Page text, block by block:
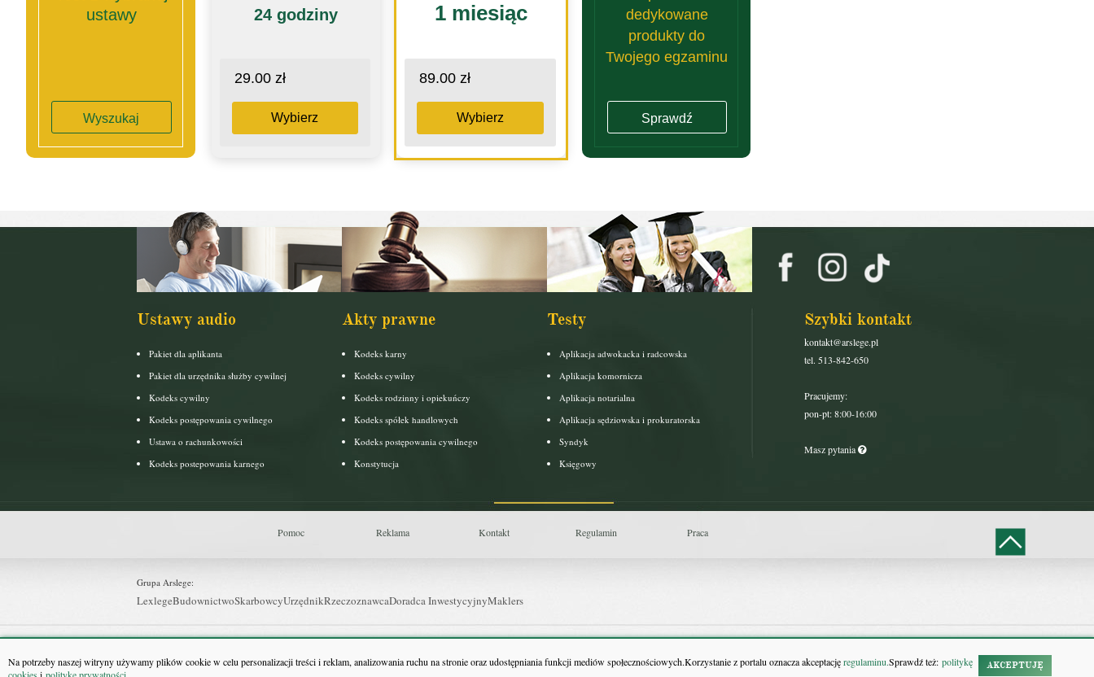
Na potrzeby naszej witryny używamy plików cookie w celu personalizacji treści i reklam, analizowania ruchu na stronie oraz udostępniania funkcji mediów społecznościowych.Korzystanie z portalu oznacza akceptacjęregulaminu.Sprawdź też: politykę
AKCEPTUJĘ
ustawy
Wyszukaj
24 godziny
29.00 zł
Wybierz
1 miesiąc
89.00 zł
Wybierz
dedykowane
produkty do
Twojego egzaminu
Sprawdź
Ustawy audio
Pakiet dla aplikanta
Pakiet dla urzędnika służby cywilnej
Kodeks cywilny
Kodeks postępowania cywilnego
Ustawa o rachunkowości
Kodeks postepowania karnego
Akty prawne
Kodeks karny
Kodeks cywilny
Kodeks rodzinny i opiekuńczy
Kodeks spółek handlowych
Kodeks postępowania cywilnego
Konstytucja
Testy
Aplikacja adwokacka i radcowska
Aplikacja komornicza
Aplikacja notarialna
Aplikacja sędziowska i prokuratorska
Syndyk
Księgowy
Szybki kontakt
kontakt@arslege.pl
tel. 513-842-650
Pracujemy:
pon-pt: 8:00-16:00
Masz pytania
Pomoc Reklama Kontakt Regulamin Praca
Grupa Arslege:
LexlegeBudownictwoSkarbowcyUrzędnikRzeczoznawcaDoradca InwestycyjnyMaklers
Grupa Bonnier:
Puls BiznesuBankierPuls MedycynyMonitor FirmPuls FarmacjiPit.pl